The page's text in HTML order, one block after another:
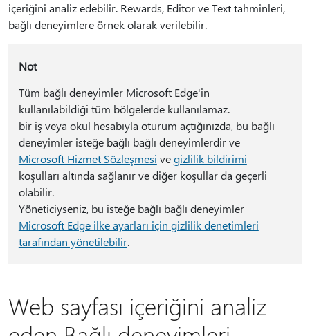
içeriğini analiz edebilir. Rewards, Editor ve Text tahminleri,
bağlı deneyimlere örnek olarak verilebilir.
Not
Tüm bağlı deneyimler Microsoft Edge'in
kullanılabildiği tüm bölgelerde kullanılamaz.
bir iş veya okul hesabıyla oturum açtığınızda, bu bağlı
deneyimler isteğe bağlı bağlı deneyimlerdir ve
Microsoft Hizmet Sözleşmesi vegizlilik bildirimi
koşulları altında sağlanır ve diğer koşullar da geçerli
olabilir.
Yöneticiyseniz, bu isteğe bağlı bağlı deneyimler
Microsoft Edge ilke ayarları için gizlilik denetimleri
tarafından yönetilebilir.
Web sayfası içeriğini analiz